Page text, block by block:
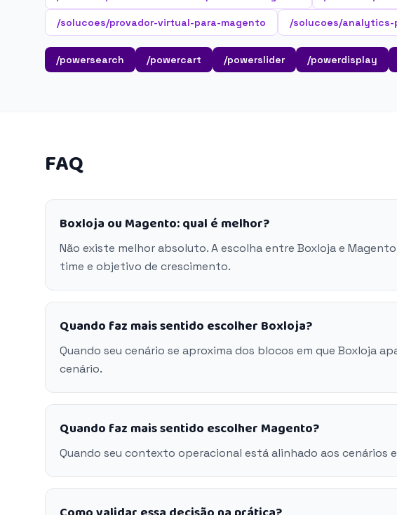
/solucoes/provador-virtual-para-magento /solucoes/analytics-
/powersearch /powercart /powerslider /powerdisplay
FAQ
Boxloja ou Magento: qual é melhor?
Não existe melhor absoluto. A escolha entre Boxloja e
time e objetivo de crescimento.
Quando faz mais sentido escolher Boxloja?
Quando seu cenário se aproxima dos blocos em que Boxloja
cenário.
Quando faz mais sentido escolher Magento?
Quando seu contexto operacional está alinhado aos cenários